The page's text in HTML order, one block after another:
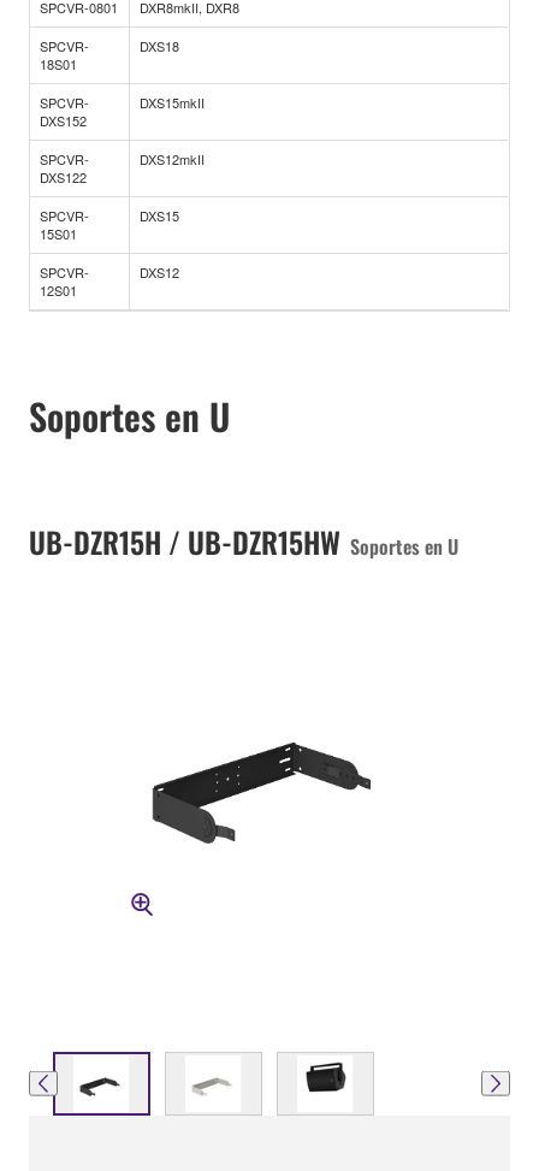
SPCVR-0801
DXR8mkII, DXR8
SPCVR-
18S01
DXS18
SPCVR-
DXS152
DXS15mkII
SPCVR-
DXS122
DXS12mkII
SPCVR-
15S01
DXS15
SPCVR-
12S01
DXS12
Soportes en U
UB-DZR15H / UB-DZR15HW Soportes en U